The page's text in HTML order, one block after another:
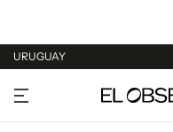
URUGUAY
URUGUAY
ARGENTINA